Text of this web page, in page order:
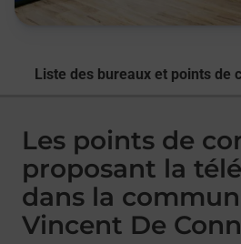
Liste des bureaux et points de
Les points de
proposant la
dans la
Vincent De